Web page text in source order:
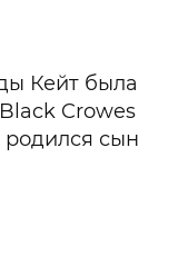
Кейт была
Crowes
сын